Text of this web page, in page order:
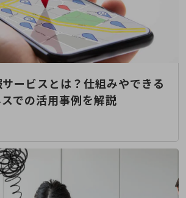
ング
情報共有
ービスとは？仕組みやできる
での活用事例を解説